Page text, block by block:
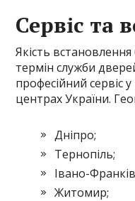
Сервіс та
Якість
термін служби
професійний сервіс
центрах України.
Дніпро;
Тернопіль;
Івано-
Житомир;